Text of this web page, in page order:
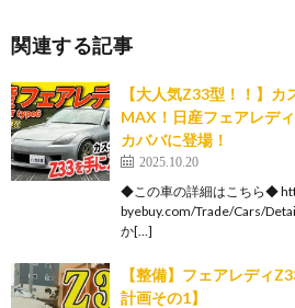
関連する記事
【大人気Z33型！！】
MAX！日産フェアレデ
カババに登場！
2025.10.20
◆この車の詳細はこちら◆
byebuy.com/Trade/Cars/
か[…]
【整備】フェアレディ
計画その1】